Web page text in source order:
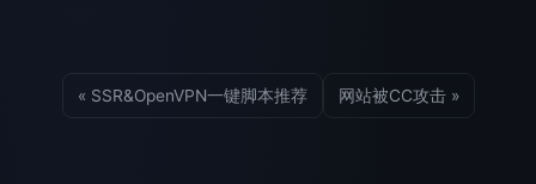
« SSR&OpenVPN一键脚本推荐 网站被CC攻击 »